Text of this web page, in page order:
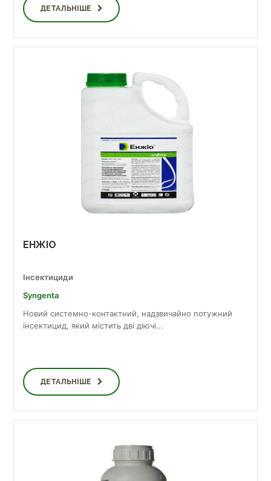
ДЕТАЛЬНІШЕ
ЕНЖІО
Інсектициди
Syngenta
Новий системно-контактний, надзвичайно потужний
інсектицид, який містить дві діючі...
ДЕТАЛЬНІШЕ